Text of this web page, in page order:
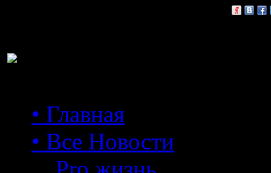
• Главная
• Все Новости